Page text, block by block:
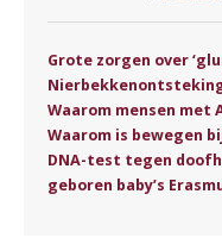
Grote zorgen over
Waarom mensen met
Waarom is bewegen
DNA-test tegen
geboren baby’s